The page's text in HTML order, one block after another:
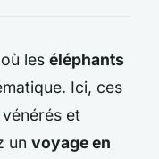
les éléphants
Ici, ces
et
un voyage en